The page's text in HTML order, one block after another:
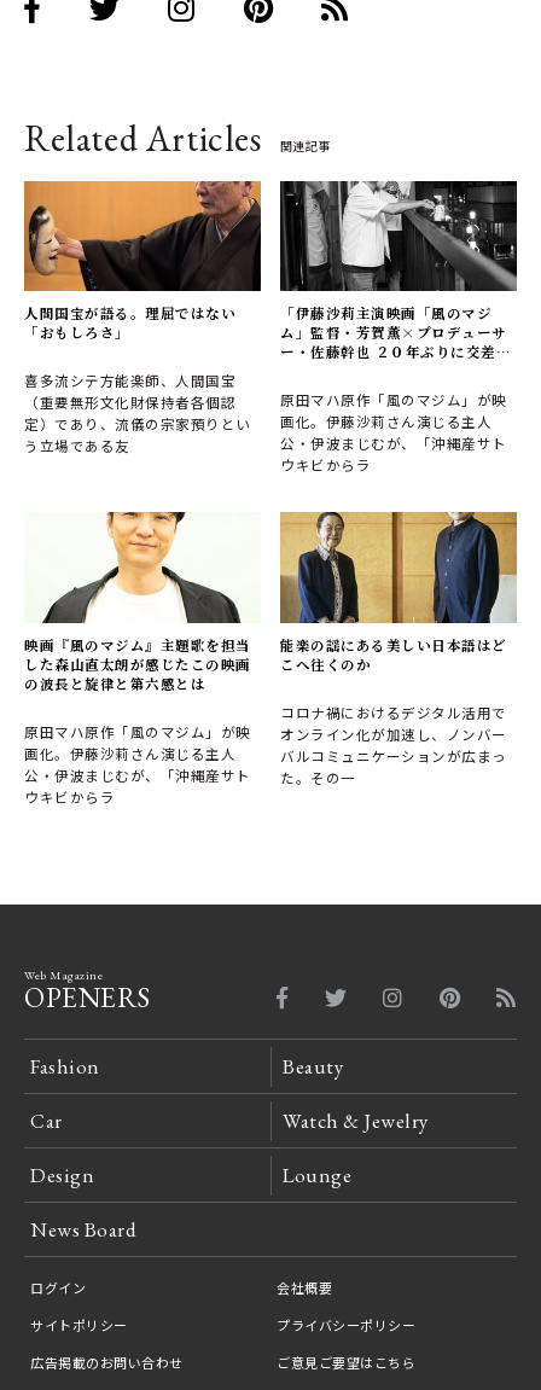
Related Articles 関連記事
人間国宝が語る。理屈ではない
「おもしろさ」
喜多流シテ方能楽師、人間国宝
（重要無形文化財保持者各個認
定）であり、流儀の宗家預りとい
う立場である友
「伊藤沙莉主演映画「風のマジ
ム」監督・芳賀薫×プロデューサ
ー・佐藤幹也 ２０年ぶりに交差し
は」
原田マハ原作「風のマジム」が映
画化。伊藤沙莉さん演じる主人
公・伊波まじむが、「沖縄産サト
ウキビからラ
映画『風のマジム』主題歌を担当
した森山直太朗が感じたこの映画
の波長と旋律と第六感とは
原田マハ原作「風のマジム」が映
画化。伊藤沙莉さん演じる主人
公・伊波まじむが、「沖縄産サト
ウキビからラ
能楽の謡にある美しい日本語はど
こへ往くのか
コロナ禍におけるデジタル活用で
オンライン化が加速し、ノンバー
バルコミュニケーションが広まっ
た。その一
Web Magazine
OPENERS
Fashion Beauty
Car Watch & Jewelry
Design Lounge
News Board
ログイン
会社概要
サイトポリシー
プライバシーポリシー
広告掲載のお問い合わせ
ご意見ご要望はこちら